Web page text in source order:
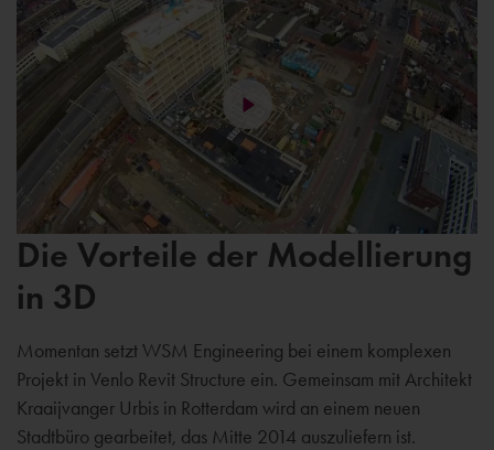
Die Vorteile der Modellierung
in 3D
Momentan setzt WSM Engineering bei einem komplexen
Projekt in Venlo Revit Structure ein. Gemeinsam mit Architekt
Kraaijvanger Urbis in Rotterdam wird an einem neuen
Stadtbüro gearbeitet, das Mitte 2014 auszuliefern ist.